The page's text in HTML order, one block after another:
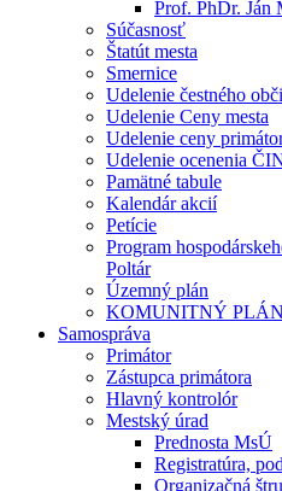
Prof. PhDr. Ján
Súčasnosť
Štatút mesta
Smernice
Udelenie čestného
Udelenie Ceny mesta
Udelenie ceny
Udelenie ocenenia
Pamätné tabule
Kalendár akcií
Petície
Program
Poltár
Územný plán
KOMUNITNÝ PLÁN
Samospráva
Primátor
Zástupca primátora
Hlavný kontrolór
Mestský úrad
Prednosta MsÚ
Registratúra,
Organizačná